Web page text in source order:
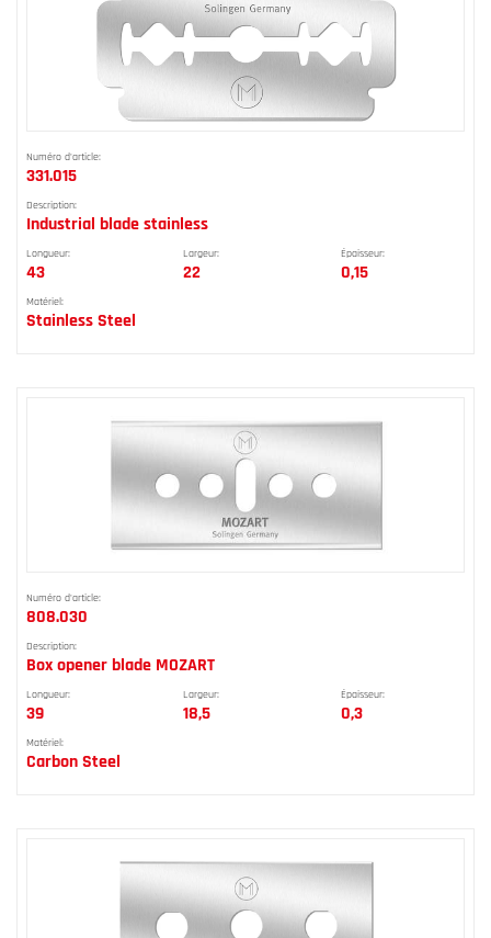
Numéro d'article:
331.015
Description:
Industrial blade stainless
Longueur:
43
Largeur:
22
Épaisseur:
0,15
Matériel:
Stainless Steel
Numéro d'article:
808.030
Description:
Box opener blade MOZART
Longueur:
39
Largeur:
18,5
Épaisseur:
0,3
Matériel:
Carbon Steel